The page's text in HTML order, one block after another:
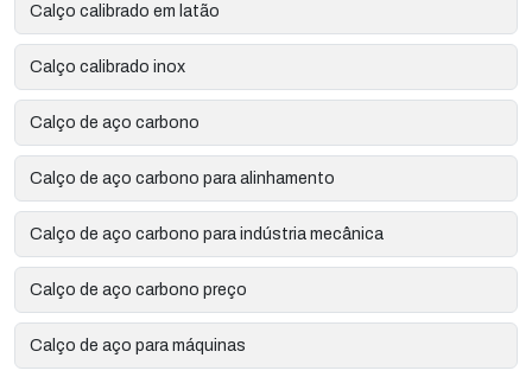
Calço calibrado em latão
Calço calibrado inox
Calço de aço carbono
Calço de aço carbono para alinhamento
Calço de aço carbono para indústria mecânica
Calço de aço carbono preço
Calço de aço para máquinas